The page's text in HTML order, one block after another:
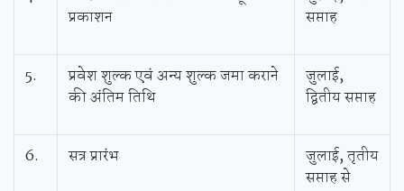
प्रकाशन
सप्ताह
5.
प्रवेश शुल्क एवं अन्य शुल्क जमा कराने
की अंतिम तिथि
जुलाई,
द्वितीय सप्ताह
6. सत्र प्रारंभ
जुलाई, तृतीय
सप्ताह से